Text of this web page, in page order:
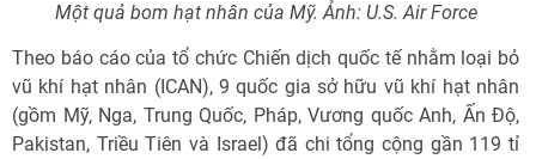
Một quả bom hạt nhân của Mỹ. Ảnh: U.S. Air Force
Theo báo cáo của tổ chức Chiến dịch quốc tế nhằm loại bỏ
vũ khí hạt nhân (ICAN), 9 quốc gia sở hữu vũ khí hạt nhân
(gồm Mỹ, Nga, Trung Quốc, Pháp, Vương quốc Anh, Ấn Độ,
Pakistan, Triều Tiên và Israel) đã chi tổng cộng gần 119 tỉ